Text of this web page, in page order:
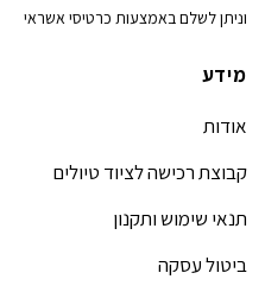
וניתן לשלם באמצעות כרטיסי אשראי
מידע
אודות
קבוצת רכישה לציוד טיולים
תנאי שימוש ותקנון
ביטול עסקה